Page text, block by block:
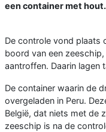
een container met hout.
De controle vond plaats
boord van een
aantroffen. Daarin lagen
De container waarin de
overgeladen in Peru.
België, dat niets met de
zeeschip is na de